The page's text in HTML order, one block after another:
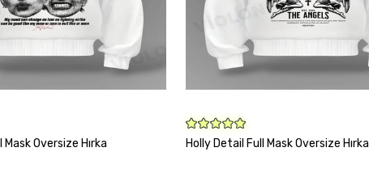
SEPETE EKLE
Oversize Hırka
SEPETE EKLE
Holly Detail Full Mask Oversize Hırka